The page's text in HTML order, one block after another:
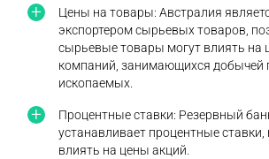
Цены на товары: Австралия
экспортером сырьевых товаров,
сырьевые товары могут влиять на
компаний, занимающихся добычей
ископаемых.
Процентные ставки: Резервный
устанавливает процентные
влиять на цены акций.